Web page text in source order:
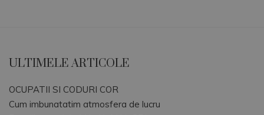
ULTIMELE ARTICOLE
OCUPATII SI CODURI COR
Cum imbunatatim atmosfera de lucru